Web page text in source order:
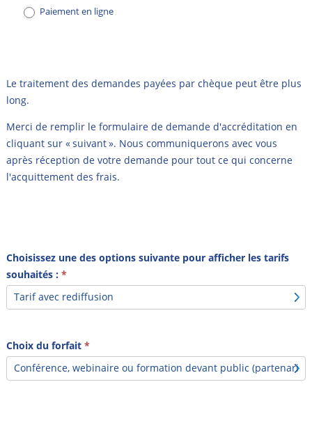
Paiement en ligne
Le traitement des demandes payées par chèque peut être plus
long.
Merci de remplir le formulaire de demande d'accréditation en
cliquant sur « suivant ». Nous communiquerons avec vous
après réception de votre demande pour tout ce qui concerne
l'acquittement des frais.
Choisissez une des options suivante pour afficher les tarifs
souhaités : *
Choix du forfait *